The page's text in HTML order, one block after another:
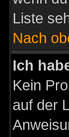
Liste
Nach
Ich
Kein
auf der